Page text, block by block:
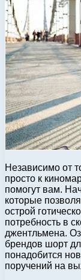
Независимо от
просто к
помогут вам.
которые
острой
потребность в
джентльмена.
брендов шорт
понадобится
поручений на